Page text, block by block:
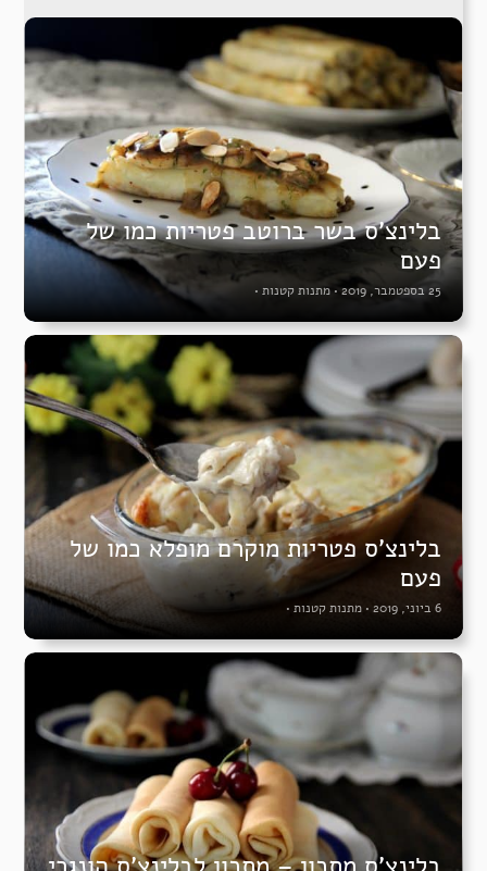
בלינצ’ס בשר ברוטב פטריות כמו של
פעם
25 בספטמבר, 2019 • מתנות קטנות •
בלינצ’ס פטריות מוקרם מופלא כמו של
פעם
6 ביוני, 2019 • מתנות קטנות •